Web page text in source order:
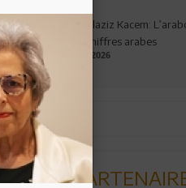
Abdelaziz Kacem:
aux chiffres arabes
09.07.2026